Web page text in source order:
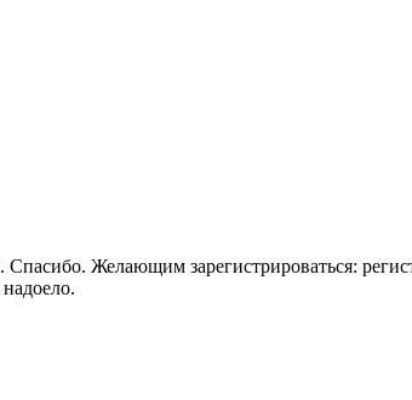
Желающим зарегистрироваться: